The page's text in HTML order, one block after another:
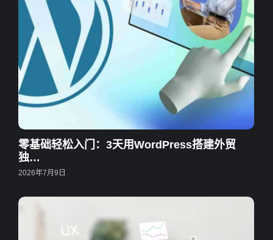
零基础轻松入门：3天用WordPress搭建外贸
独…
2026年7月9日